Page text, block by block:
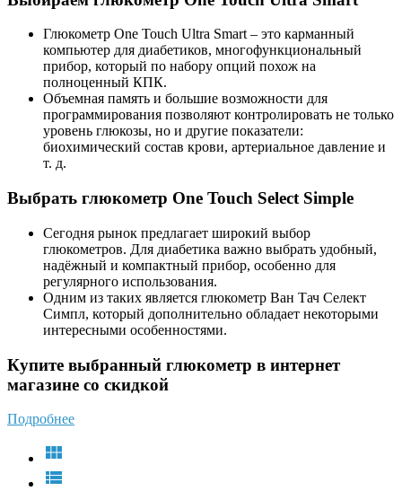
Глюкометр One Touch Ultra Smart – это карманный
компьютер для диабетиков, многофункциональный
прибор, который по набору опций похож на
полноценный КПК.
Объемная память и большие возможности для
программирования позволяют контролировать не только
уровень глюкозы, но и другие показатели:
биохимический состав крови, артериальное давление и
т. д.
Выбрать глюкометр One Touch Select Simple
Сегодня рынок предлагает широкий выбор
глюкометров. Для диабетика важно выбрать удобный,
надёжный и компактный прибор, особенно для
регулярного использования.
Одним из таких является глюкометр Ван Тач Селект
Симпл, который дополнительно обладает некоторыми
интересными особенностями.
Купите выбранный глюкометр в интернет
магазине со скидкой
Подробнее

